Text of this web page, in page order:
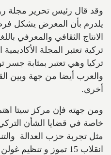
وقد قال رئيس تحرير مجلة
يلدرم بأن المعرض يشكل
الانتاج الثقافي والمعرفي
تركية تعتبر المجلة
تركيا وهي تعتبر بمثابة جسر
والعرب أيضا من جهة وبين
أخرى.
ومن جهته فإن مركز سيتا
خاصة في قضايا الشأن
مثل تجربة حزب العدالة
انقلاب 15 تموز و